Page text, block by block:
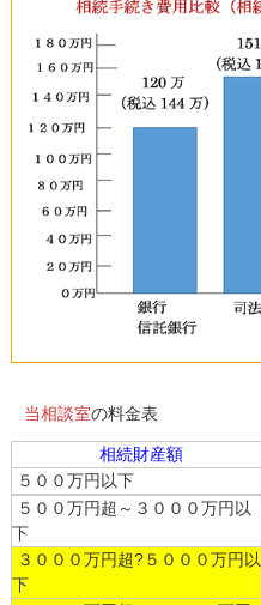
当相談室の料金表
相続財産額
５００万円以下
５００万円超～３０００万円以
下
３０００万円超?５０００万円以
下